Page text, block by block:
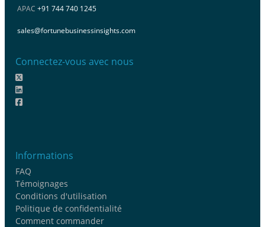
APAC +91 744 740 1245
sales@fortunebusinessinsights.com
Connectez-vous avec nous
Informations
FAQ
Témoignages
Conditions d'utilisation
Politique de confidentialité
Comment commander